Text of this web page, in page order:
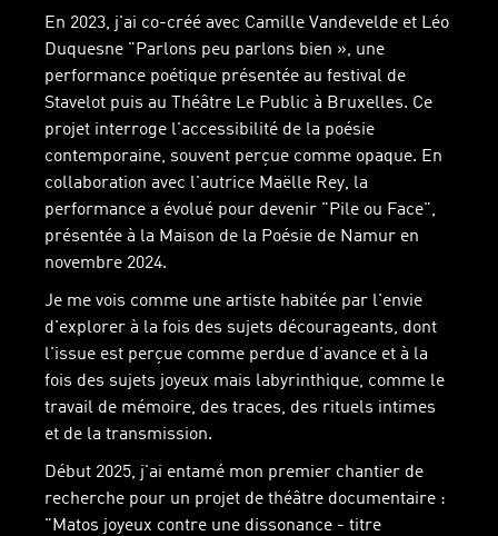
En 2023, j'ai co-créé avec Camille Vandevelde et Léo
Duquesne "Parlons peu parlons bien », une
performance poétique présentée au festival de
Stavelot puis au Théâtre Le Public à Bruxelles. Ce
projet interroge l'accessibilité de la poésie
contemporaine, souvent perçue comme opaque. En
collaboration avec l'autrice Maëlle Rey, la
performance a évolué pour devenir "Pile ou Face",
présentée à la Maison de la Poésie de Namur en
novembre 2024.
Je me vois comme une artiste habitée par l'envie
d'explorer à la fois des sujets décourageants, dont
l'issue est perçue comme perdue d’avance et à la
fois des sujets joyeux mais labyrinthique, comme le
travail de mémoire, des traces, des rituels intimes
et de la transmission.
Début 2025, j'ai entamé mon premier chantier de
recherche pour un projet de théâtre documentaire :
"Matos joyeux contre une dissonance - titre